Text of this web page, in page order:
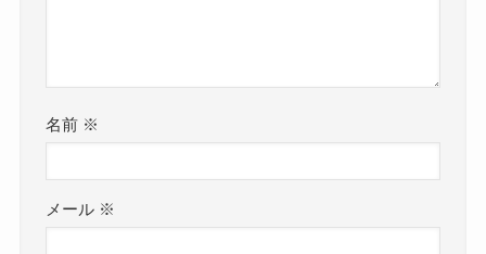
名前 ※
メール ※